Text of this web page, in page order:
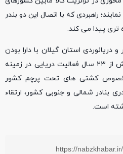
راهبردی که با اتصال این دو بندر
تری پیدا می کند.
دریانوردی استان گیلان با دارا بودن
کارشناسی ارشد امور دریایی، بیش از ۲۳ سال فعالیت دریایی در زمینه
خصوص کشتی های تحت پرچم کشور
بنادر شمالی و جنوبی کشور، ارتقاء
است.
https://